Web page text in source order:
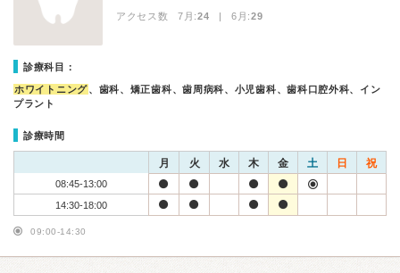
アクセス数 7月:24 | 6月:29
診療科目：
ホワイトニング、歯科、矯正歯科、歯周病科、小児歯科、歯科口腔外科、イン
プラント
診療時間
月 火 水 木 金 土 日 祝
08:45-13:00
14:30-18:00
09:00-14:30